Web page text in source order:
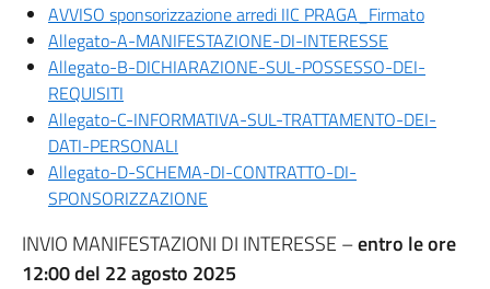
AVVISO sponsorizzazione arredi IIC PRAGA_Firmato
Allegato-A-MANIFESTAZIONE-DI-INTERESSE
Allegato-B-DICHIARAZIONE-SUL-POSSESSO-DEI-
REQUISITI
Allegato-C-INFORMATIVA-SUL-TRATTAMENTO-DEI-
DATI-PERSONALI
Allegato-D-SCHEMA-DI-CONTRATTO-DI-
SPONSORIZZAZIONE
INVIO MANIFESTAZIONI DI INTERESSE –entro le ore
12:00 del 22 agosto 2025